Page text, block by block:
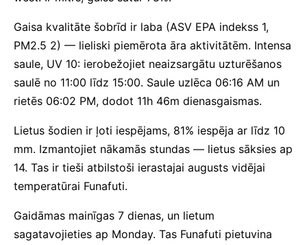
Gaisa kvalitāte šobrīd ir laba (ASV EPA indekss 1,
PM2.5 2) — lieliski piemērota āra aktivitātēm. Intensa
saule, UV 10: ierobežojiet neaizsargātu uzturēšanos
saulē no 11:00 līdz 15:00. Saule uzlēca 06:16 AM un
rietēs 06:02 PM, dodot 11h 46m dienasgaismas.
Lietus šodien ir ļoti iespējams, 81% iespēja ar līdz 10
mm. Izmantojiet nākamās stundas — lietus sāksies ap
14. Tas ir tieši atbilstoši ierastajai augusts vidējai
temperatūrai Funafuti.
Gaidāmas mainīgas 7 dienas, un lietum
sagatavojieties ap Monday. Tas Funafuti pietuvina